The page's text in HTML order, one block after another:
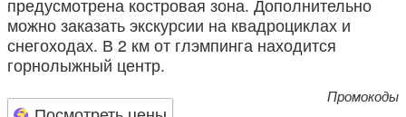
предусмотрена костровая зона. Дополнительно
можно заказать экскурсии на квадроциклах и
снегоходах. В 2 км от глэмпинга находится
горнолыжный центр.
Промокоды